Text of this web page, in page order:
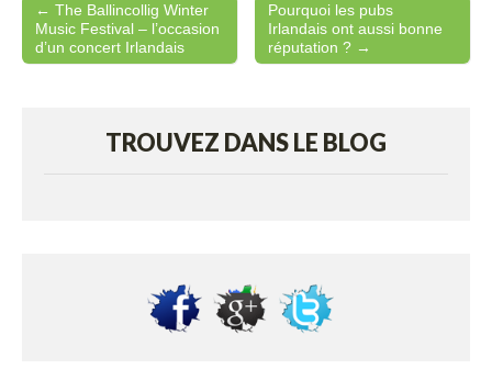
Post navigation
← The Ballincollig Winter
Music Festival – l’occasion
d’un concert Irlandais
Pourquoi les pubs
Irlandais ont aussi bonne
réputation ? →
TROUVEZ DANS LE BLOG